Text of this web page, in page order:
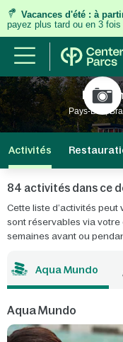
Vacances d'été : à
payez plus tard ou en 3 fois
Pays-Bas,
Activités
84 activités dans ce
Cette liste d’activités
sont réservables via votre
semaines avant ou
Aqua Mundo
Aqua Mundo